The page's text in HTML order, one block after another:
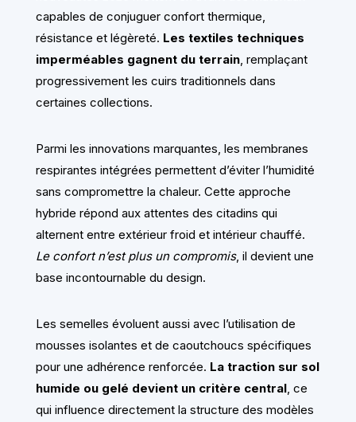
capables de conjuguer confort thermique,
résistance et légèreté. Les textiles techniques
imperméables gagnent du terrain, remplaçant
progressivement les cuirs traditionnels dans
certaines collections.
Parmi les innovations marquantes, les membranes
respirantes intégrées permettent d’éviter l’humidité
sans compromettre la chaleur. Cette approche
hybride répond aux attentes des citadins qui
alternent entre extérieur froid et intérieur chauffé.
Le confort n’est plus un compromis, il devient une
base incontournable du design.
Les semelles évoluent aussi avec l’utilisation de
mousses isolantes et de caoutchoucs spécifiques
pour une adhérence renforcée. La traction sur sol
humide ou gelé devient un critère central, ce
qui influence directement la structure des modèles